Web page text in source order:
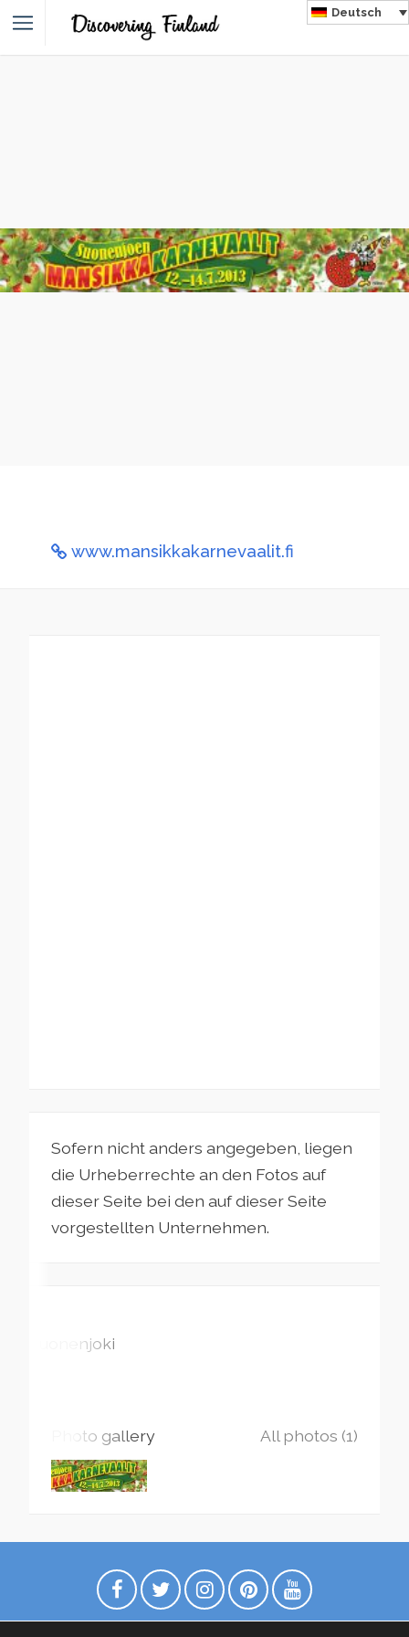
Deutsch
www.mansikkakarnevaalit.fi
Sofern nicht anders angegeben, liegen
die Urheberrechte an den Fotos auf
dieser Seite bei den auf dieser Seite
vorgestellten Unternehmen.
Suonenjoki
Photo gallery All photos (1)